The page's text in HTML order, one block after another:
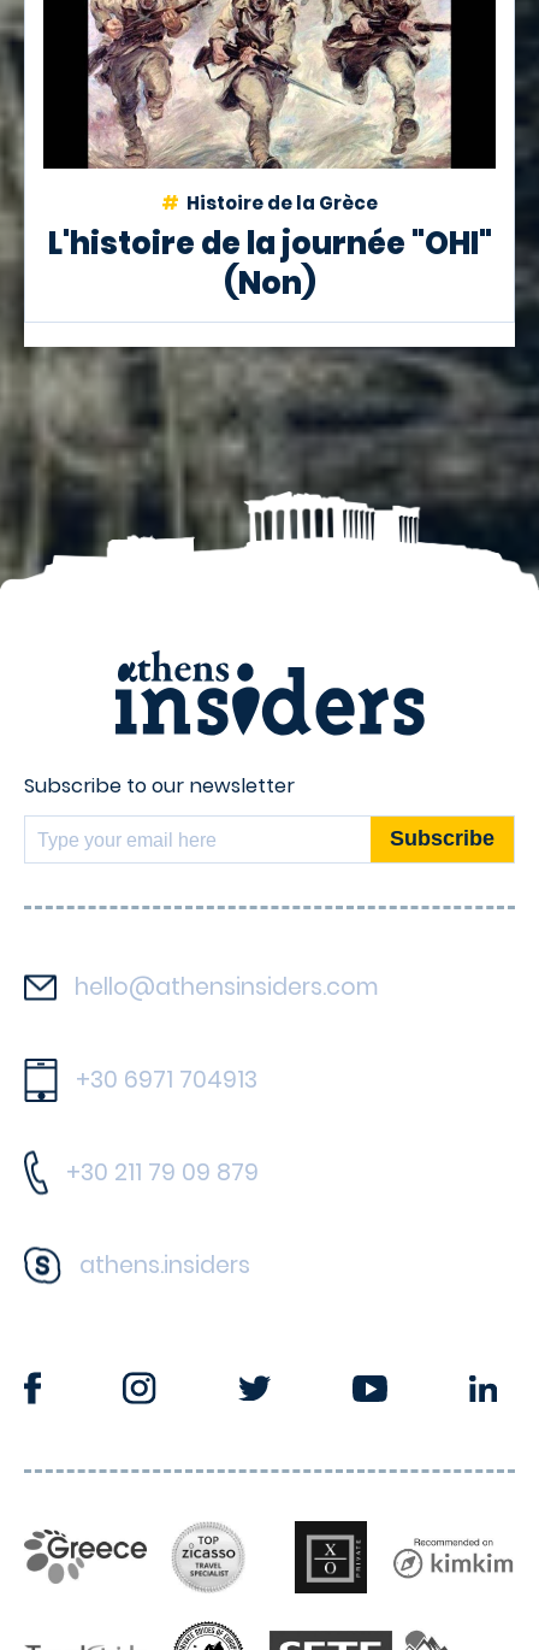
Histoire de la Grèce
L'histoire de la journée "OHI"
(Non)
Subscribe to our newsletter
hello@athensinsiders.com
+30 6971 704913
+30 211 79 09 879
athens.insiders